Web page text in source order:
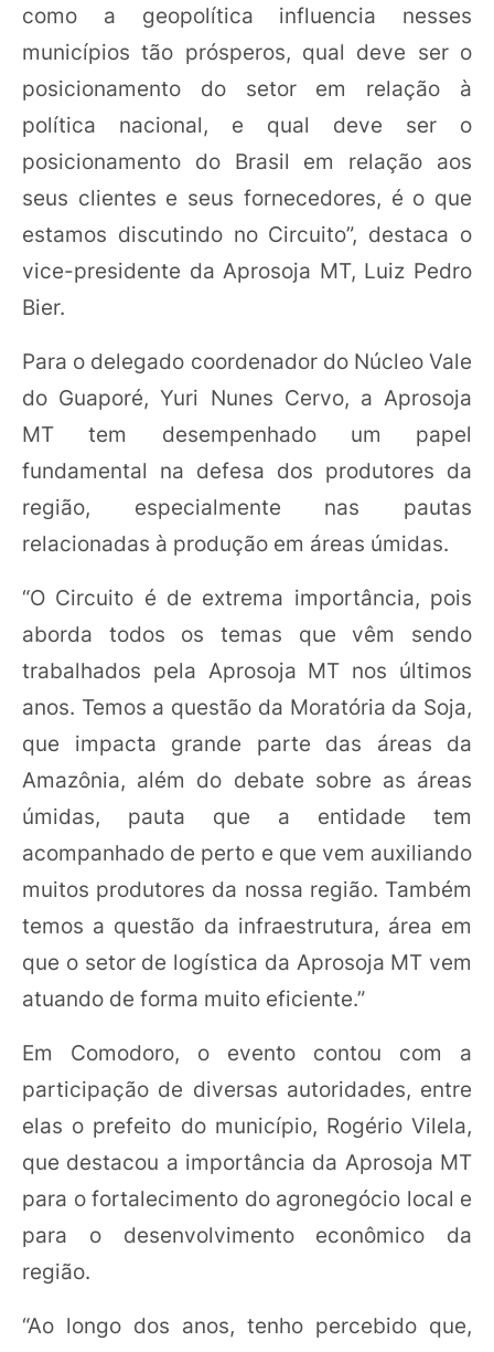
como a geopolítica influencia nesses
municípios tão prósperos, qual deve ser o
posicionamento do setor em relação à
política nacional, e qual deve ser o
posicionamento do Brasil em relação aos
seus clientes e seus fornecedores, é o que
estamos discutindo no Circuito”, destaca o
vice-presidente da Aprosoja MT, Luiz Pedro
Bier.
Para o delegado coordenador do Núcleo Vale
do Guaporé, Yuri Nunes Cervo, a Aprosoja
MT tem desempenhado um papel
fundamental na defesa dos produtores da
região, especialmente nas pautas
relacionadas à produção em áreas úmidas.
“O Circuito é de extrema importância, pois
aborda todos os temas que vêm sendo
trabalhados pela Aprosoja MT nos últimos
anos. Temos a questão da Moratória da Soja,
que impacta grande parte das áreas da
Amazônia, além do debate sobre as áreas
úmidas, pauta que a entidade tem
acompanhado de perto e que vem auxiliando
muitos produtores da nossa região. Também
temos a questão da infraestrutura, área em
que o setor de logística da Aprosoja MT vem
atuando de forma muito eficiente.”
Em Comodoro, o evento contou com a
participação de diversas autoridades, entre
elas o prefeito do município, Rogério Vilela,
que destacou a importância da Aprosoja MT
para o fortalecimento do agronegócio local e
para o desenvolvimento econômico da
região.
“Ao longo dos anos, tenho percebido que,